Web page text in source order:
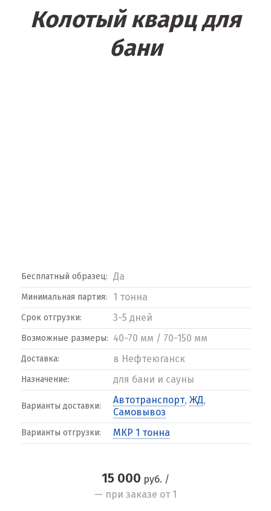
Колотый кварц для
бани
Бесплатный образец: Да
Минимальная партия: 1 тонна
Срок отгрузки: 3-5 дней
Возможные размеры: 40-70 мм / 70-150 мм
Доставка: в Нефтеюганск
Назначение: для бани и сауны
Варианты доставки:
Автотранспорт, ЖД,
Самовывоз
Варианты отгрузки: МКР 1 тонна
15 000 руб. /
— при заказе от 1